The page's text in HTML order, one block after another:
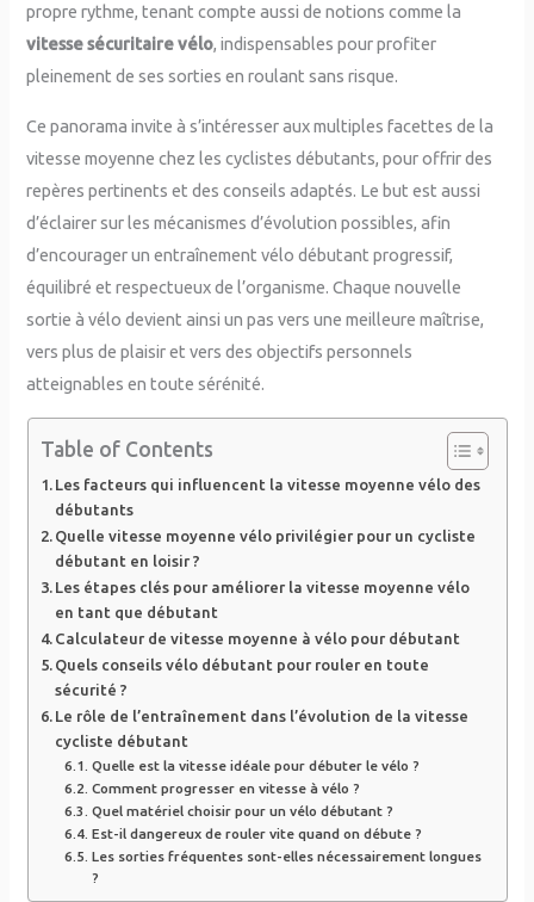
propre rythme, tenant compte aussi de notions comme la
vitesse sécuritaire vélo, indispensables pour profiter
pleinement de ses sorties en roulant sans risque.
Ce panorama invite à s’intéresser aux multiples facettes de la
vitesse moyenne chez les cyclistes débutants, pour offrir des
repères pertinents et des conseils adaptés. Le but est aussi
d’éclairer sur les mécanismes d’évolution possibles, afin
d’encourager un entraînement vélo débutant progressif,
équilibré et respectueux de l’organisme. Chaque nouvelle
sortie à vélo devient ainsi un pas vers une meilleure maîtrise,
vers plus de plaisir et vers des objectifs personnels
atteignables en toute sérénité.
Table of Contents
Les facteurs qui influencent la vitesse moyenne vélo des
débutants
Quelle vitesse moyenne vélo privilégier pour un cycliste
débutant en loisir ?
Les étapes clés pour améliorer la vitesse moyenne vélo
en tant que débutant
Calculateur de vitesse moyenne à vélo pour débutant
Quels conseils vélo débutant pour rouler en toute
sécurité ?
Le rôle de l’entraînement dans l’évolution de la vitesse
cycliste débutant
Quelle est la vitesse idéale pour débuter le vélo ?
Comment progresser en vitesse à vélo ?
Quel matériel choisir pour un vélo débutant ?
Est-il dangereux de rouler vite quand on débute ?
Les sorties fréquentes sont-elles nécessairement longues
?